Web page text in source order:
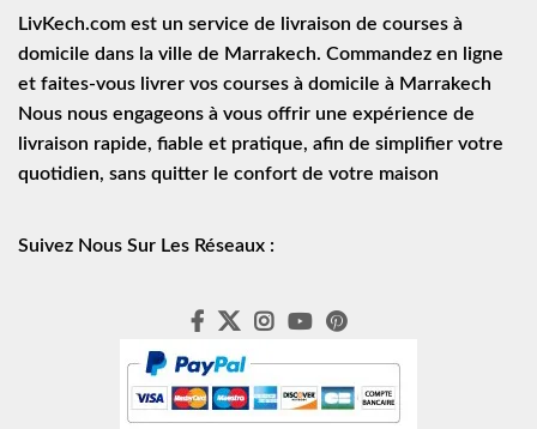
LivKech.com est un service de
livraison de courses à
domicile dans la ville de Marrakech. Commandez en ligne
et faites-vous livrer vos courses à domicile à Marrakech
Nous nous engageons à vous offrir une expérience de
livraison rapide, fiable et pratique, afin de simplifier votre
quotidien, sans quitter le confort de votre maison
Suivez Nous Sur Les Réseaux :